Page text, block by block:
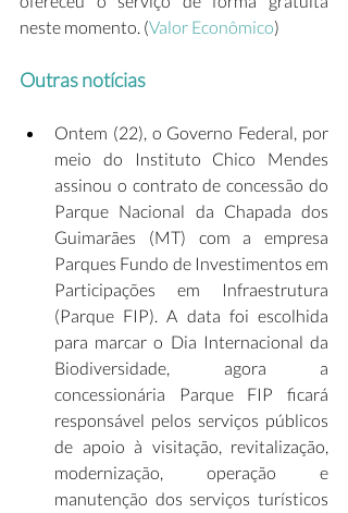
neste momento. (Valor Econômico)
Outras notícias
Ontem (22), o Governo Federal, por
meio do Instituto Chico Mendes
assinou o contrato de concessão do
Parque Nacional da Chapada dos
Guimarães (MT) com a empresa
Parques Fundo de Investimentos em
Participações em Infraestrutura
(Parque FIP). A data foi escolhida
para marcar o Dia Internacional da
Biodiversidade, agora a
concessionária Parque FIP ficará
responsável pelos serviços públicos
de apoio à visitação, revitalização,
modernização, operação e
manutenção dos serviços turísticos